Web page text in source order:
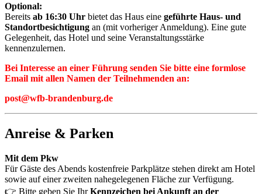
Optional:
Bereits ab 16:30 Uhr bietet das Haus eine geführte Haus- und
Standortbesichtigung an (mit vorheriger Anmeldung). Eine gute
Gelegenheit, das Hotel und seine Veranstaltungsstärke
kennenzulernen.
Bei Interesse an einer Führung senden Sie bitte eine formlose
Email mit allen Namen der Teilnehmenden an:
post@wfb-brandenburg.de
Anreise & Parken
Mit dem Pkw
Für Gäste des Abends kostenfreie Parkplätze stehen direkt am Hotel
sowie auf einer zweiten nahegelegenen Fläche zur Verfügung.
👉 Bitte geben Sie IhrKennzeichen bei Ankunft an der